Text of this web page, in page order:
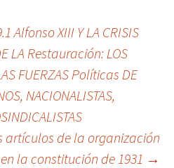
Alfonso XIII Y LA CRISIS
LA Restauración: LOS
FUERZAS Políticas DE
NACIONALISTAS,
artículos de la organización
la constitución de 1931 →